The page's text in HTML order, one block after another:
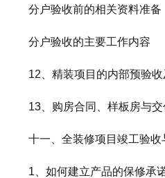
分户验收前的相关资料准备
分户验收的主要工作内容
12、精装项目的内部预验收
13、购房合同、样板房与交
十一、全装修项目竣工验收
1、如何建立产品的保修承诺